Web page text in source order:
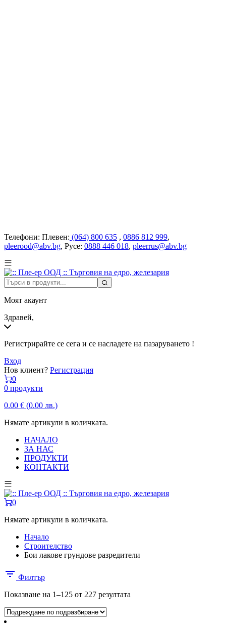
Телефони: Плевен: (064) 800 635 , 0886 812 999,
pleerood@abv.bg, Русе: 0888 446 018, pleerrus@abv.bg
Моят акаунт
Здравей,
Регистрирайте се сега и се насладете на пазаруването !
Вход
Нов клиент? Регистрация
0
0 продукти
0.00 € (0.00 лв.)
Нямате артикули в количката.
НАЧАЛО
ЗА НАС
ПРОДУКТИ
КОНТАКТИ
0
Нямате артикули в количката.
Начало
Строителство
Бои лакове грундове разредители
Филтър
Показване на 1–125 от 227 резултата